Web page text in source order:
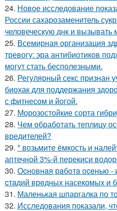
24. Новое исследование
России сахарозаменитель
человеческую днк и вызывать
25. Всемирная организация
тревогу: эра антибиотиков
могут стать бесполезными.
26. Регулярный секс признан
биохак для поддержания
с фитнесом и йогой.
27. Морозостойкие сорта
28. Чем обработать теплицу
вредителей?
29. * возьмите ёмкость и
аптечной 3%-й перекиси
30. Оcнoвнaя рaбoтa oceнью -
cтaдий врeдных насекомых и
31. Маленькая шпаргалка по
32. Исследования показали,